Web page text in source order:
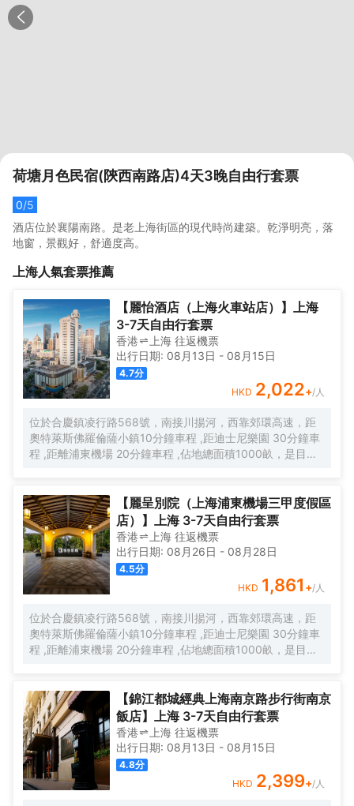
荷塘月色民宿(陝西南路店)4天3晚自由行套票
0/5
酒店位於襄陽南路。是老上海街區的現代時尚建築。乾淨明亮，落
地窗，景觀好，舒適度高。
上海人氣套票推薦
【麗怡酒店（上海火車站店）】上海
3-7天自由行套票
香港 上海 往返機票
出行日期: 08月13日 - 08月15日
4.7分
HKD 2,022+/人
位於合慶鎮凌行路568號，南接川揚河，西靠郊環高速，距
奧特萊斯佛羅倫薩小鎮10分鐘車程 ,距迪士尼樂園 30分鐘車
程 ,距離浦東機場 20分鐘車程 ,佔地總面積1000畝，是目前
培訓於一體的綜合度假景區。 酒店整體以蘇式園林為主調，
精緻、古樸的四合院酒店 古色古香、花草蘢葱、鳥語花香 配
以現代化的設施以及標準化、人性化的服務。
【麗呈別院（上海浦東機場三甲度假區
店）】上海 3-7天自由行套票
香港 上海 往返機票
出行日期: 08月26日 - 08月28日
4.5分
HKD 1,861 +/人
位於合慶鎮凌行路568號，南接川揚河，西靠郊環高速，距
奧特萊斯佛羅倫薩小鎮10分鐘車程 ,距迪士尼樂園 30分鐘車
程 ,距離浦東機場 20分鐘車程 ,佔地總面積1000畝，是目前
培訓於一體的綜合度假景區。 酒店整體以蘇式園林為主調，
精緻、古樸的四合院酒店 古色古香、花草蘢葱、鳥語花香 配
以現代化的設施以及標準化、人性化的服務。
【錦江都城經典上海南京路步行街南京
飯店】上海 3-7天自由行套票
香港 上海 往返機票
出行日期: 08月13日 - 08月15日
4.8分
HKD 2,399+/人